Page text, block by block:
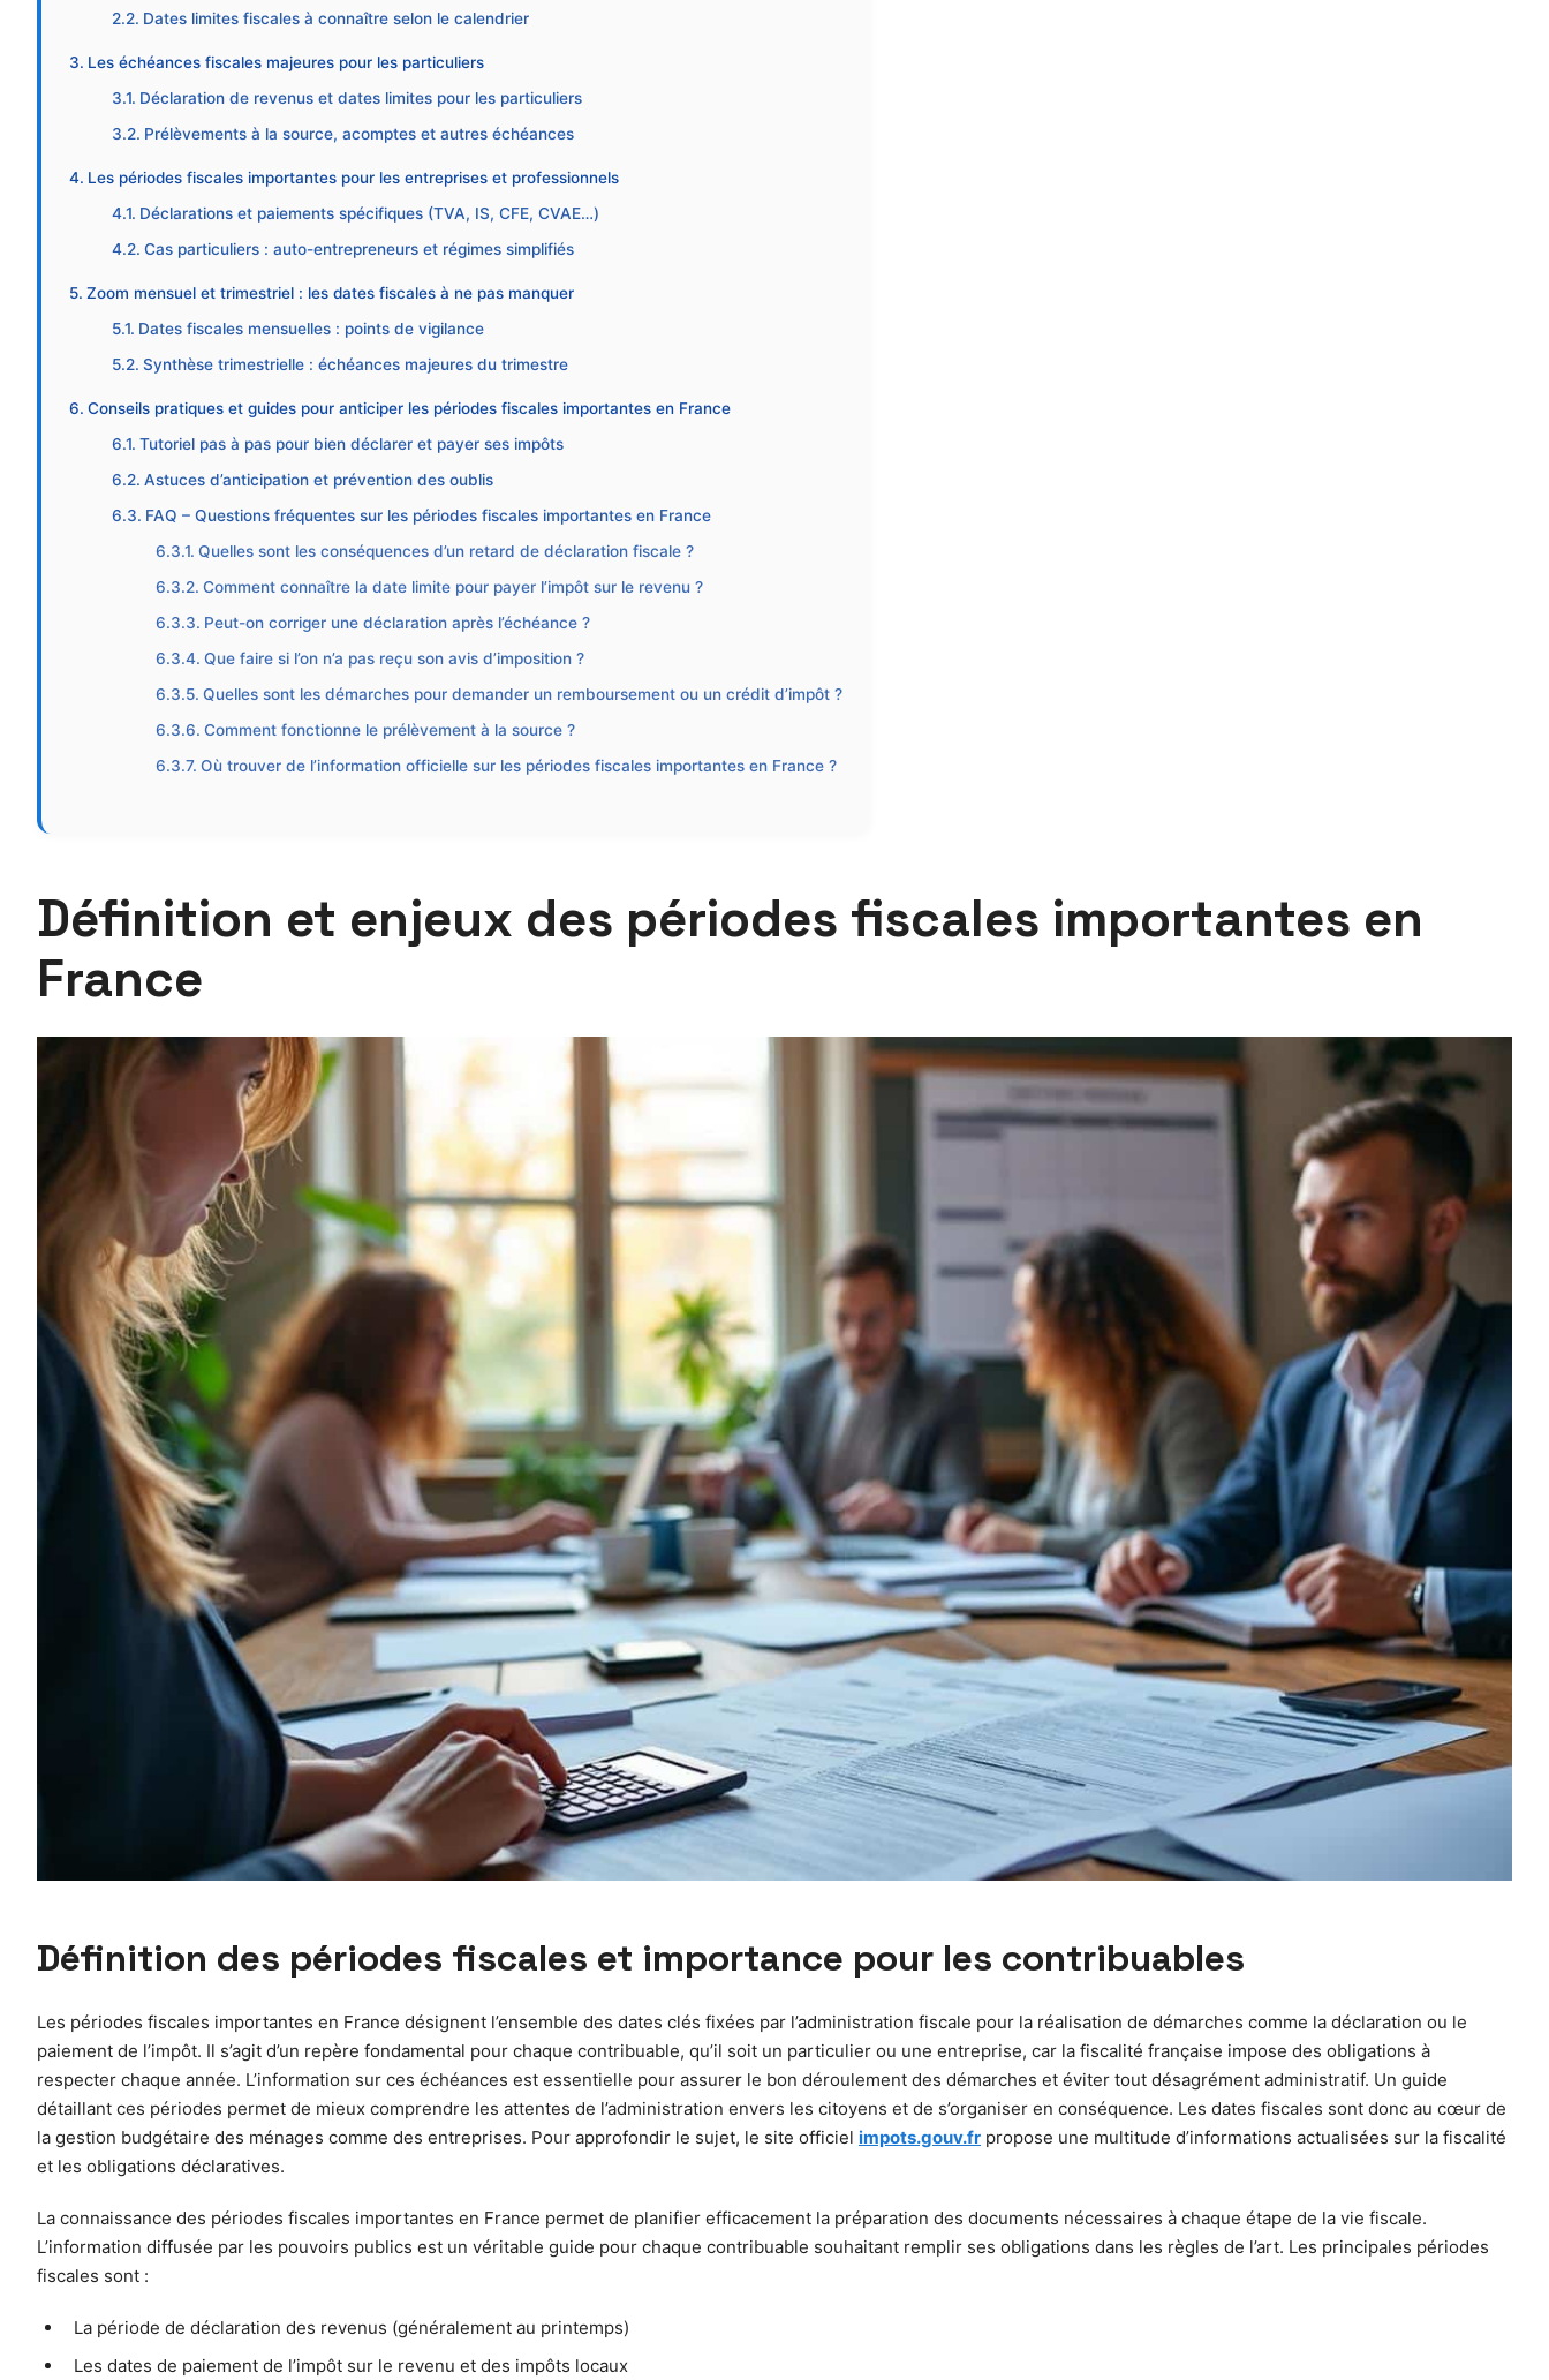
Dates limites fiscales à connaître selon le calendrier
Les échéances fiscales majeures pour les particuliers
Déclaration de revenus et dates limites pour les particuliers
Prélèvements à la source, acomptes et autres échéances
Les périodes fiscales importantes pour les entreprises et professionnels
Déclarations et paiements spécifiques (TVA, IS, CFE, CVAE…)
Cas particuliers : auto-entrepreneurs et régimes simplifiés
Zoom mensuel et trimestriel : les dates fiscales à ne pas manquer
Dates fiscales mensuelles : points de vigilance
Synthèse trimestrielle : échéances majeures du trimestre
Conseils pratiques et guides pour anticiper les périodes fiscales importantes en France
Tutoriel pas à pas pour bien déclarer et payer ses impôts
Astuces d’anticipation et prévention des oublis
FAQ – Questions fréquentes sur les périodes fiscales importantes en France
Quelles sont les conséquences d’un retard de déclaration fiscale ?
Comment connaître la date limite pour payer l’impôt sur le revenu ?
Peut-on corriger une déclaration après l’échéance ?
Que faire si l’on n’a pas reçu son avis d’imposition ?
Quelles sont les démarches pour demander un remboursement ou un crédit d’impôt ?
Comment fonctionne le prélèvement à la source ?
Où trouver de l’information officielle sur les périodes fiscales importantes en France ?
Définition et enjeux des périodes fiscales importantes en
France
Définition des périodes fiscales et importance pour les contribuables
Les périodes fiscales importantes en France désignent l’ensemble des dates clés fixées par l’administration fiscale pour la réalisation de démarches comme la déclaration ou le
paiement de l’impôt. Il s’agit d’un repère fondamental pour chaque contribuable, qu’il soit un particulier ou une entreprise, car la fiscalité française impose des obligations à
respecter chaque année. L’information sur ces échéances est essentielle pour assurer le bon déroulement des démarches et éviter tout désagrément administratif. Un guide
détaillant ces périodes permet de mieux comprendre les attentes de l’administration envers les citoyens et de s’organiser en conséquence. Les dates fiscales sont donc au cœur de
la gestion budgétaire des ménages comme des entreprises. Pour approfondir le sujet, le site officiel impots.gouv.fr propose une multitude d’informations actualisées sur la fiscalité
et les obligations déclaratives.
La connaissance des périodes fiscales importantes en France permet de planifier efficacement la préparation des documents nécessaires à chaque étape de la vie fiscale.
L’information diffusée par les pouvoirs publics est un véritable guide pour chaque contribuable souhaitant remplir ses obligations dans les règles de l’art. Les principales périodes
fiscales sont :
La période de déclaration des revenus (généralement au printemps)
Les dates de paiement de l’impôt sur le revenu et des impôts locaux